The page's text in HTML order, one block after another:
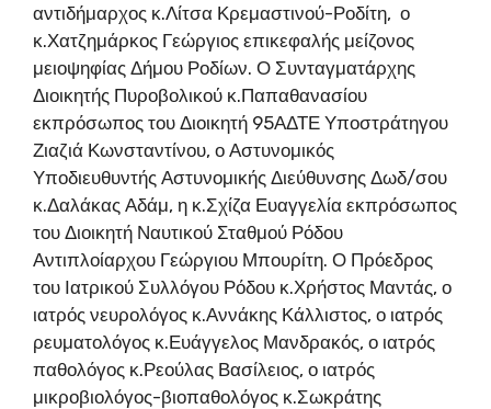
αντιδήμαρχος κ.Λίτσα Κρεμαστινού-Ροδίτη, ο
κ.Χατζημάρκος Γεώργιος επικεφαλής μείζονος
μειοψηφίας Δήμου Ροδίων. Ο Συνταγματάρχης
Διοικητής Πυροβολικού κ.Παπαθανασίου
εκπρόσωπος του Διοικητή 95ΑΔΤΕ Υποστράτηγου
Ζιαζιά Κωνσταντίνου, ο Αστυνομικός
Υποδιευθυντής Αστυνομικής Διεύθυνσης Δωδ/σου
κ.Δαλάκας Αδάμ, η κ.Σχίζα Ευαγγελία εκπρόσωπος
του Διοικητή Ναυτικού Σταθμού Ρόδου
Αντιπλοίαρχου Γεώργιου Μπουρίτη. Ο Πρόεδρος
του Ιατρικού Συλλόγου Ρόδου κ.Χρήστος Μαντάς, ο
ιατρός νευρολόγος κ.Αννάκης Κάλλιστος, ο ιατρός
ρευματολόγος κ.Ευάγγελος Μανδρακός, ο ιατρός
παθολόγος κ.Ρεούλας Βασίλειος, ο ιατρός
μικροβιολόγος-βιοπαθολόγος κ.Σωκράτης